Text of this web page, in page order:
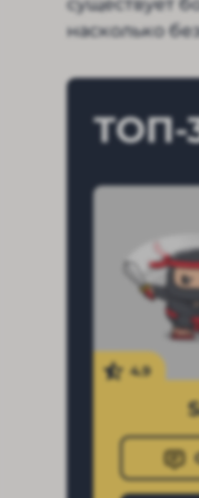
насколько
ТОП-
4.9